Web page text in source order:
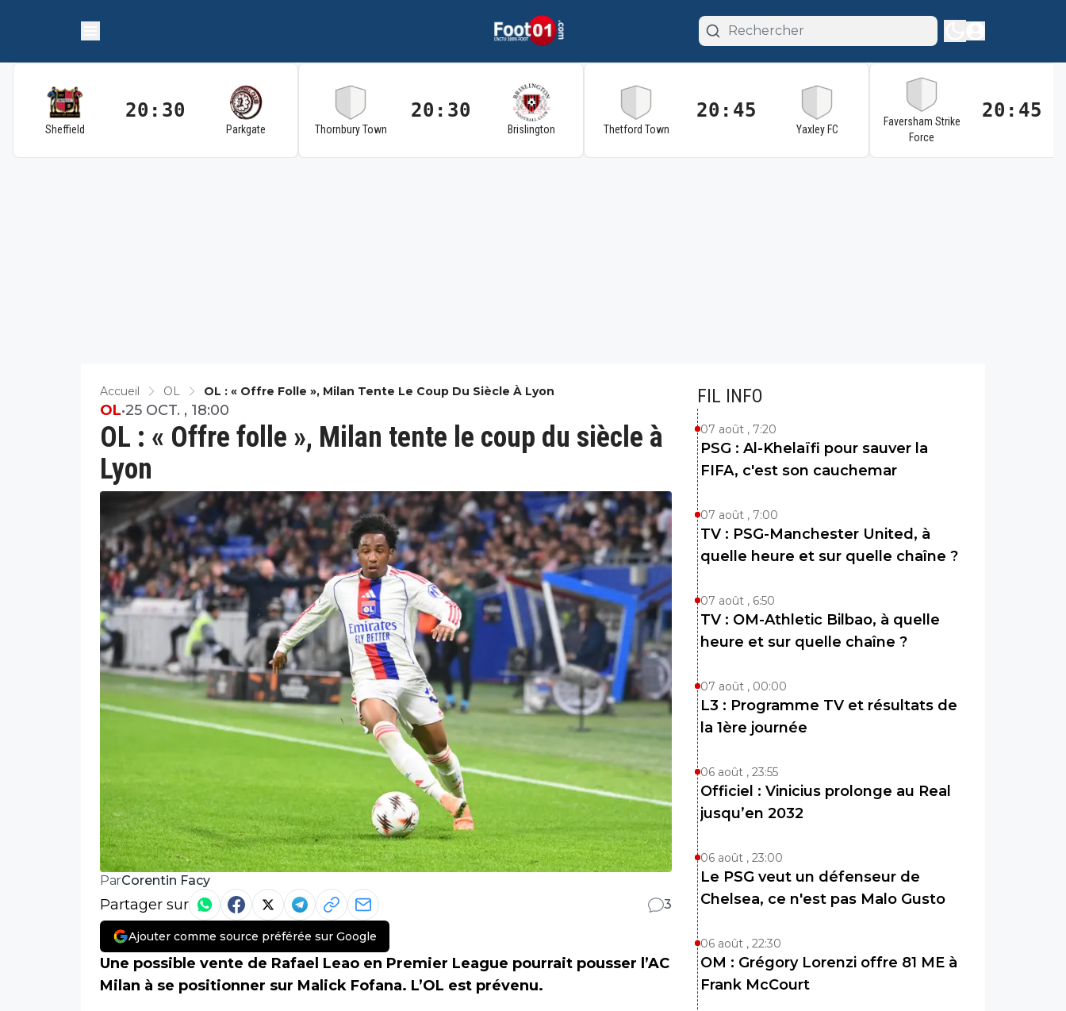
Sheffield
20:30
Parkgate Thornbury Town
20:30
Brislington Thetford Town
20:45
Yaxley FC
Faversham Strike
Force
20:45
Accueil OL OL : « Offre Folle », Milan Tente Le Coup Du Siècle À Lyon
OL : « Offre folle », Milan tente le coup du siècle à
Lyon
OL•25 OCT. , 18:00
ParCorentin Facy
Partager sur 3
Ajouter comme source préférée sur Google
Une possible vente de Rafael Leao en Premier League pourrait pousser l’AC
Milan à se positionner sur Malick Fofana. L’OL est prévenu.
FIL INFO
07 août , 7:20
PSG : Al-Khelaïfi pour sauver la
FIFA, c'est son cauchemar
07 août , 7:00
TV : PSG-Manchester United, à
quelle heure et sur quelle chaîne ?
07 août , 6:50
TV : OM-Athletic Bilbao, à quelle
heure et sur quelle chaîne ?
07 août , 00:00
L3 : Programme TV et résultats de
la 1ère journée
06 août , 23:55
Officiel : Vinicius prolonge au Real
jusqu’en 2032
06 août , 23:00
Le PSG veut un défenseur de
Chelsea, ce n'est pas Malo Gusto
06 août , 22:30
OM : Grégory Lorenzi offre 81 ME à
Frank McCourt